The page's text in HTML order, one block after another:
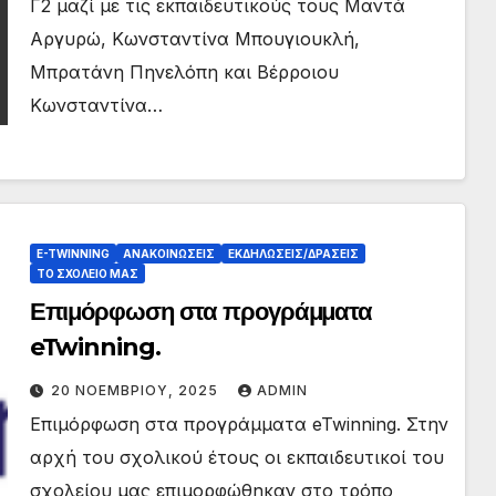
Γ2 μαζί με τις εκπαιδευτικούς τους Μαντά
Αργυρώ, Κωνσταντίνα Μπουγιουκλή,
Μπρατάνη Πηνελόπη και Βέρροιου
Κωνσταντίνα…
E-TWINNING ΑΝΑΚΟΙΝΏΣΕΙΣ
ΕΚΔΗΛΏΣΕΙΣ/ΔΡΆΣΕΙΣ
ΤΟ ΣΧΟΛΕΙΟ ΜΑΣ
Επιμόρφωση στα προγράμματα
eTwinning.
20 ΝΟΕΜΒΡΊΟΥ, 2025 ADMIN
Επιμόρφωση στα προγράμματα eTwinning. Στην
αρχή του σχολικού έτους οι εκπαιδευτικοί του
σχολείου μας επιμορφώθηκαν στο τρόπο
ΔΡΆΣΕΙΣ ΑΝΑΚΟΙΝΏΣΕΙΣ ΕΚΔΗΛΏΣΕΙΣ/ΔΡΆΣΕΙΣ
Ένα παιδί μετράει τ’
άστρα